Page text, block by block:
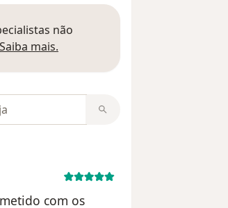
não
Saiba mais.
com os